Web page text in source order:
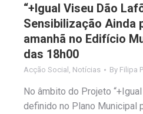
“+Igual Viseu Dão
Sensibilização Ainda
amanhã no Edifício
das 18h00
Acção Social Notícias By Filipa
No âmbito do Projeto
definido no Plano Municipal